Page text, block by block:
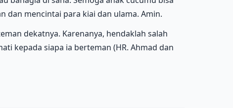
dan mencintai para kiai dan ulama. Amin.
dekatnya. Karenanya, hendaklah salah
kepada siapa ia berteman (HR. Ahmad dan